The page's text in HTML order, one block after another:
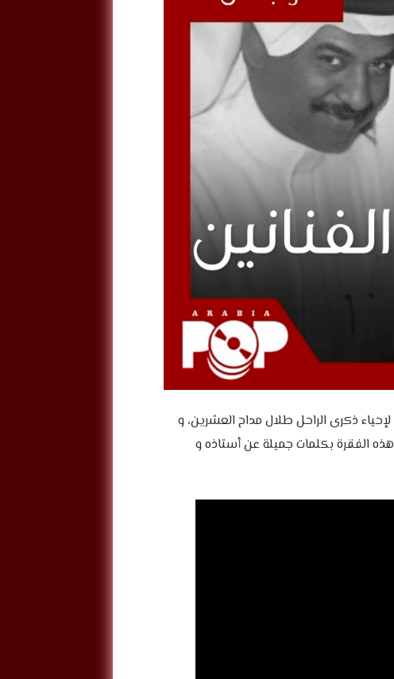
ذكرى الراحل طلال مداح العشرين، و
الفقرة بكلمات جميلة عن أستاذه و